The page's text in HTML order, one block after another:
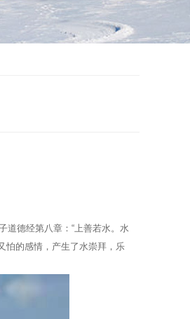
道德经第八章：“上善若水。水
怕的感情，产生了水崇拜，乐